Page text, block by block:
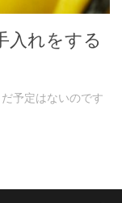
入れをする
予定はないのです